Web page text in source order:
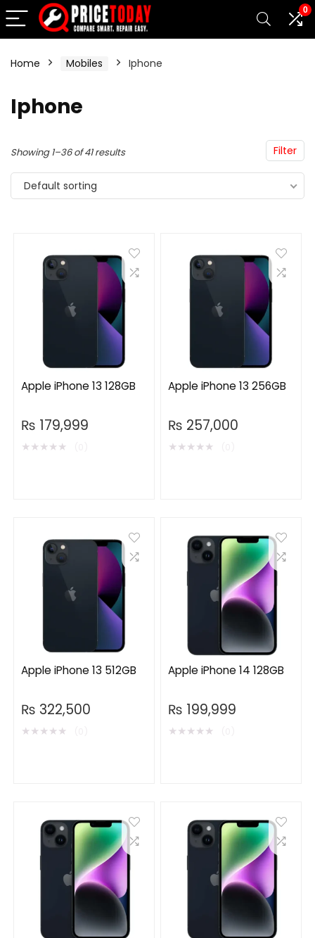
0
Home Mobiles Iphone
Iphone
Filter
Showing 1–36 of 41 results
Default sorting
Apple iPhone 13 128GB
₨ 179,999
★★★★★
Apple iPhone 13 256GB
₨ 257,000
★★★★★
Apple iPhone 13 512GB
₨ 322,500
★★★★★
Apple iPhone 14 128GB
₨ 199,999
★★★★★